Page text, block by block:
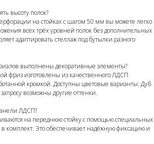
высоту полок?
на стойках с шагом 50 мм вы можете легко
всех трёх уровней полок без дополнительных
адаптировать стеллаж под бутылки разного
выполнены декоративные элементы?
фриз изготовлены из качественного ЛДСП
кромкой. Доступны цветовые варианты: Дуб
возможны другие оттенки.
ЛДСП?
на переднюю стойку с помощью специальных
в комплект. Это обеспечивает надёжную фиксацию и